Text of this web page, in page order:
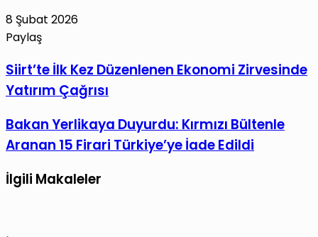
8 Şubat 2026
Paylaş
Posta
ile
Siirt’te
İlk
Düzenlenen
Ekonomi
Zirvesinde
Yatırım
Çağrısı
Siirt’te İlk Kez Düzenlenen Ekonomi Zirvesinde
Yatırım Çağrısı
Bakan
Yerlikaya
Kırmızı
Bakan Yerlikaya Duyurdu: Kırmızı Bültenle
Aranan 15 Firari Türkiye’ye İade Edildi
İlgili Makaleler